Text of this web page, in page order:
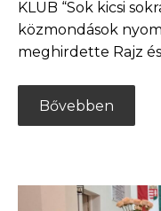
KLUB “Sok kicsi
közmondások
meghirdette Rajz
Bővebben